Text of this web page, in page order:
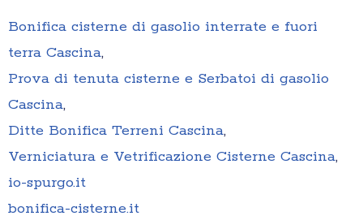
Bonifica cisterne di gasolio interrate e fuori
terra Cascina,
Prova di tenuta cisterne e Serbatoi di gasolio
Cascina,
Ditte Bonifica Terreni Cascina,
Verniciatura e Vetrificazione Cisterne Cascina,
io-spurgo.it
bonifica-cisterne.it